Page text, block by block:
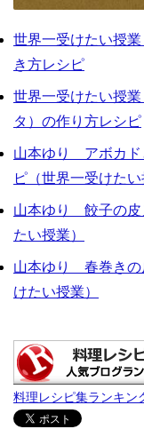
世界一受けたい授
き方レシピ
世界一受けたい授
タ）の作り方レシピ
山本ゆり アボカド
ピ（世界一受けたい
山本ゆり 餃子の皮
たい授業）
山本ゆり 春巻きの
けたい授業）
料理レシピ集ランキン